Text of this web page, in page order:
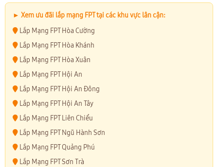
► Xem ưu đãi lắp mạng FPT tại các khu vực lân cận:
Lắp Mạng FPT Hòa Cường
Lắp Mạng FPT Hòa Khánh
Lắp Mạng FPT Hòa Xuân
Lắp Mạng FPT Hội An
Lắp Mạng FPT Hội An Đông
Lắp Mạng FPT Hội An Tây
Lắp Mạng FPT Liên Chiểu
Lắp Mạng FPT Ngũ Hành Sơn
Lắp Mạng FPT Quảng Phú
Lắp Mạng FPT Sơn Trà